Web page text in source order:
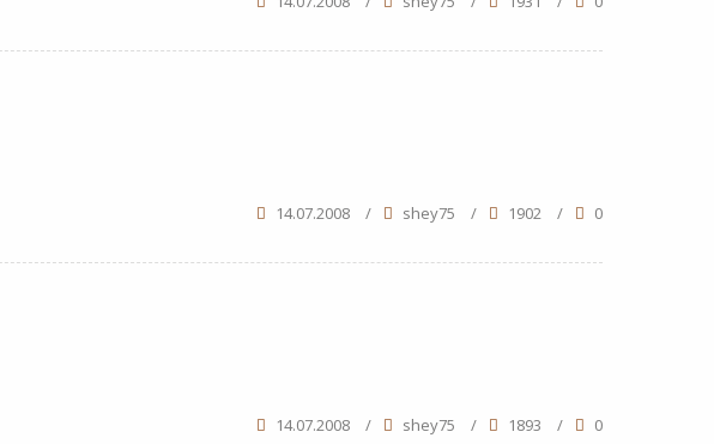
14.07.2008 / shey75 / 1902 / 0
14.07.2008 / shey75 / 1893 / 0